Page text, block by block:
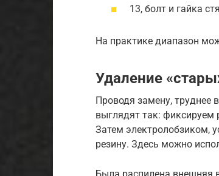
13, болт и гайка
На практике диапазон
Удаление
Проводя замену, труднее
выглядят так: фиксируем
Затем электролобзиком,
резину. Здесь можно